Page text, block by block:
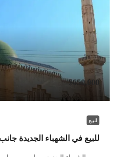
$650,000
للبيع
للبيع في الشهباء الجديدة